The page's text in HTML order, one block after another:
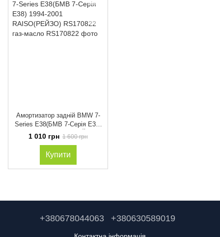
Амортизатор задній BMW 7-
Series E38(БМВ 7-Серія Е38)
1994-2001 RAISO(РЕЙЗО)
RS170822 газ-масло
1 010 грн 1 600 грн
Купити
+380678044063 +380630589019